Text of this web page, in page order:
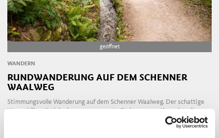
geöffnet
WANDERN
RUNDWANDERUNG AUF DEM SCHENNER
WAALWEG
Stimmungsvolle Wanderung auf dem Schenner Waalweg. Der schattige
Weg schlängelt sich ohne nennenswerte Steigungen entlang des alten